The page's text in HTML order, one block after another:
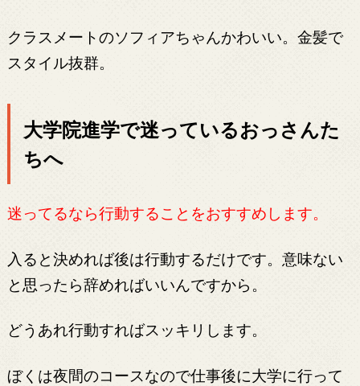
クラスメートのソフィアちゃんかわいい。金髪で
スタイル抜群。
大学院進学で迷っているおっさんた
ちへ
迷ってるなら行動することをおすすめします。
入ると決めれば後は行動するだけです。意味ない
と思ったら辞めればいいんですから。
どうあれ行動すればスッキリします。
ぼくは夜間のコースなので仕事後に大学に行って